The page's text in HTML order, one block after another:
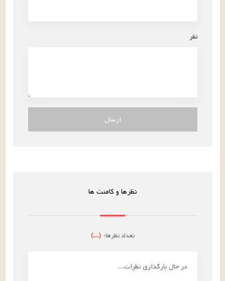
نظر
ارسال
نظرها و کامنت ها
تعداد نظرها: (
...
)
در حال بارگذاری نظرات...